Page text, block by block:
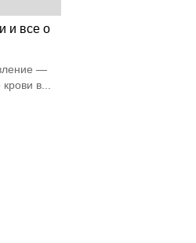
и все о
—
в...